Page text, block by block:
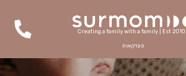
Creating a family with a family | Est 2010 |
פונדקאות